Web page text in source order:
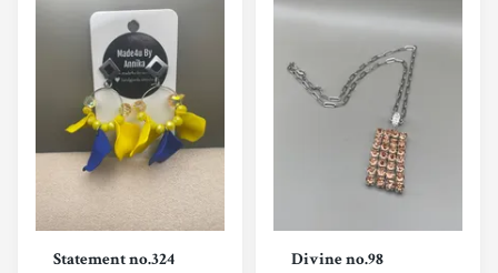
Statement no.324
Divine no.98